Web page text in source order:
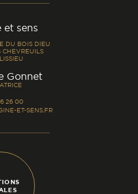
et sens
DU BOIS DIEU
CHEVREUILS
Gonnet-
26 00
ET-SENS.FR